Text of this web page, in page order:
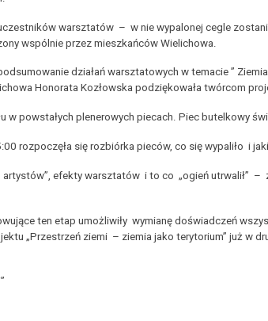
warsztatów – w nie wypalonej cegle
wspólnie przez mieszkańców Wielichowa.
działań warsztatowych w temacie ”
Honorata Kozłowska podziękowała twórcom
w powstałych plenerowych piecach. Piec butelkowy
rozpoczęła się rozbiórka pieców, co się wypaliło i
artystów”, efekty warsztatów i to co „ogień utrwalił”
ten etap umożliwiły wymianę doświadczeń
„Przestrzeń ziemi – ziemia jako terytorium” już w